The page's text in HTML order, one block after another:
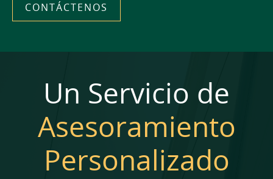
CONTÁCTENOS
Un Servicio de
Asesoramiento
Personalizado